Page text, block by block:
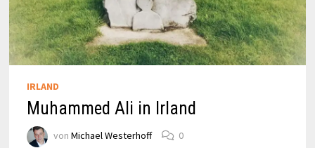
IRLAND
Muhammed Ali in Irland
von Michael Westerhoff 0